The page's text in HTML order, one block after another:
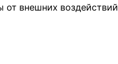
от внешних